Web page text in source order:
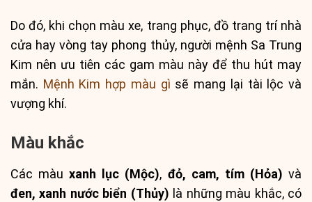
Do đó, khi chọn màu xe, trang phục, đồ trang trí nhà
cửa hay vòng tay phong thủy, người mệnh Sa Trung
Kim nên ưu tiên các gam màu này để thu hút may
mắn. Mệnh Kim hợp màu gì sẽ mang lại tài lộc và
vượng khí.
Màu khắc
Các màuxanh lục (Mộc), đỏ, cam, tím (Hỏa) và
đen, xanh nước biển (Thủy) là những màu khắc, có